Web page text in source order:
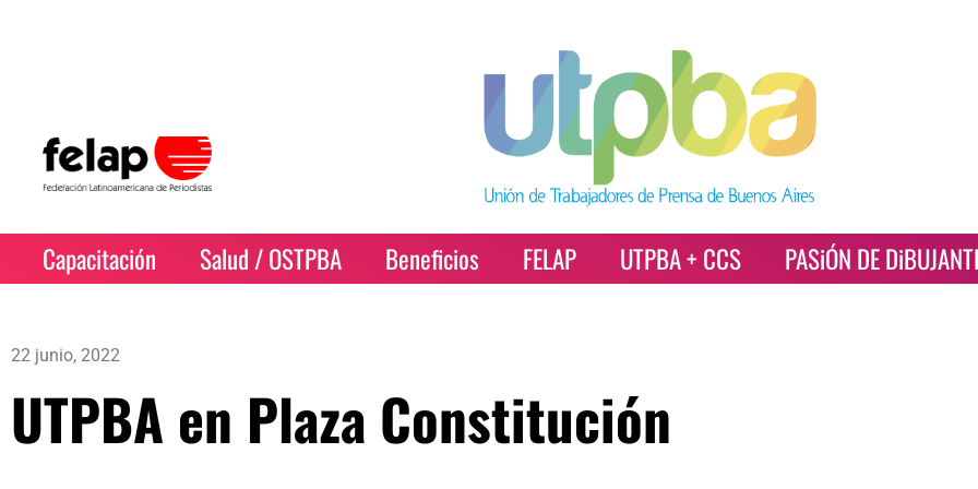
Capacitación Salud / OSTPBA Beneficios FELAP UTPBA + CCS PASiÓN DE
22 junio, 2022
UTPBA en Plaza Constitución